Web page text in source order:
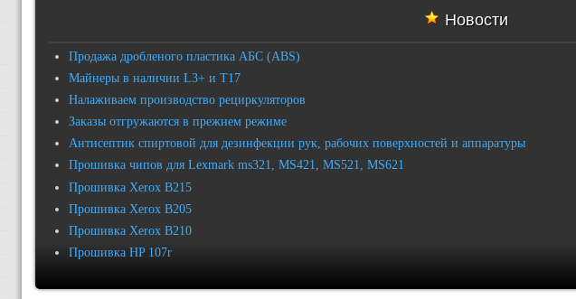
Новости
Продажа дробленого пластика АБС (ABS)
Майнеры в наличии L3+ и T17
Налаживаем производство рециркуляторов
Заказы отгружаются в прежнем режиме
Антисептик спиртовой для дезинфекции рук, рабочих поверхностей и аппаратуры
Прошивка чипов для Lexmark ms321, MS421, MS521, MS621
Прошивка Xerox B215
Прошивка Xerox B205
Прошивка Xerox B210
Прошивка HP 107r